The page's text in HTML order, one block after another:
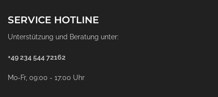
SERVICE HOTLINE
Unterstützung und Beratung unter:
+49 234 544 72162
Mo-Fr, 09:00 - 17:00 Uhr